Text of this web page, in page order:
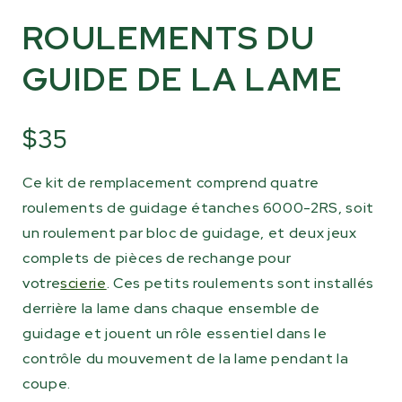
ROULEMENTS DU
GUIDE DE LA LAME
$35
Ce kit de remplacement comprend quatre
roulements de guidage étanches 6000-2RS, soit
un roulement par bloc de guidage, et deux jeux
complets de pièces de rechange pour
votrescierie. Ces petits roulements sont installés
derrière la lame dans chaque ensemble de
guidage et jouent un rôle essentiel dans le
contrôle du mouvement de la lame pendant la
coupe.